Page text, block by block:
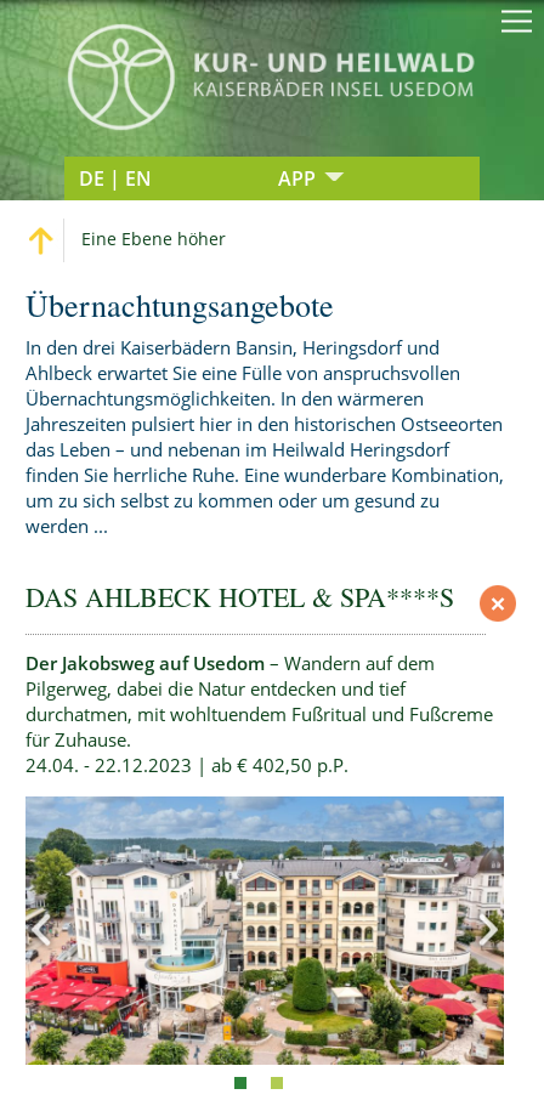
DE | EN APP
Eine Ebene höher
Übernachtungsangebote
In den drei Kaiserbädern Bansin, Heringsdorf und
Ahlbeck erwartet Sie eine Fülle von anspruchsvollen
Übernachtungsmöglichkeiten. In den wärmeren
Jahreszeiten pulsiert hier in den historischen Ostseeorten
das Leben – und nebenan im Heilwald Heringsdorf
finden Sie herrliche Ruhe. Eine wunderbare Kombination,
um zu sich selbst zu kommen oder um gesund zu
werden ...
DAS AHLBECK HOTEL & SPA****S
Der Jakobsweg auf Usedom – Wandern auf dem
Pilgerweg, dabei die Natur entdecken und tief
durchatmen, mit wohltuendem Fußritual und Fußcreme
für Zuhause.
24.04. - 22.12.2023 | ab € 402,50 p.P.